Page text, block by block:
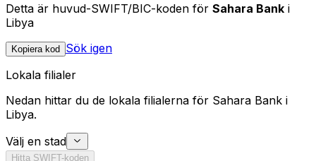
Detta är huvud-SWIFT/BIC-koden för Sahara Bank i
Libya
Kopiera kod
Sök igen
Lokala filialer
Nedan hittar du de lokala filialerna för Sahara Bank i
Libya.
Välj en stad
Hitta SWIFT-koden